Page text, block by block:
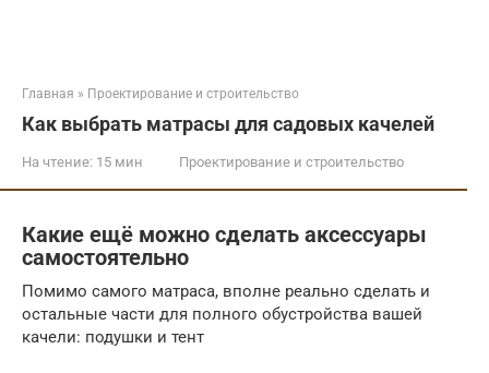
Главная » Проектирование и строительство
Как выбрать матрасы для садовых качелей
На чтение: 15 мин Проектирование и строительство
Какие ещё можно сделать аксессуары
самостоятельно
Помимо самого матраса, вполне реально сделать и
остальные части для полного обустройства вашей
качели: подушки и тент